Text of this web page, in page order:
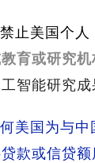
止美国个人
育或研究机
智能研究成
美国为与
款或信贷额